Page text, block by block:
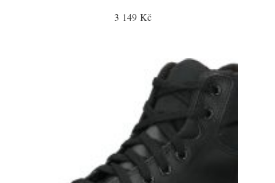
3 149 Kč